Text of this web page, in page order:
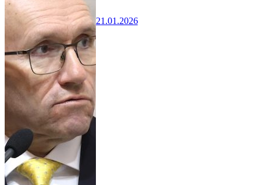
21.01.2026